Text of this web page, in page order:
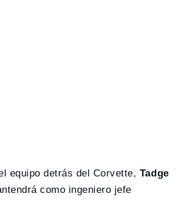
equipo detrás del Corvette, Tadge
como ingeniero jefe